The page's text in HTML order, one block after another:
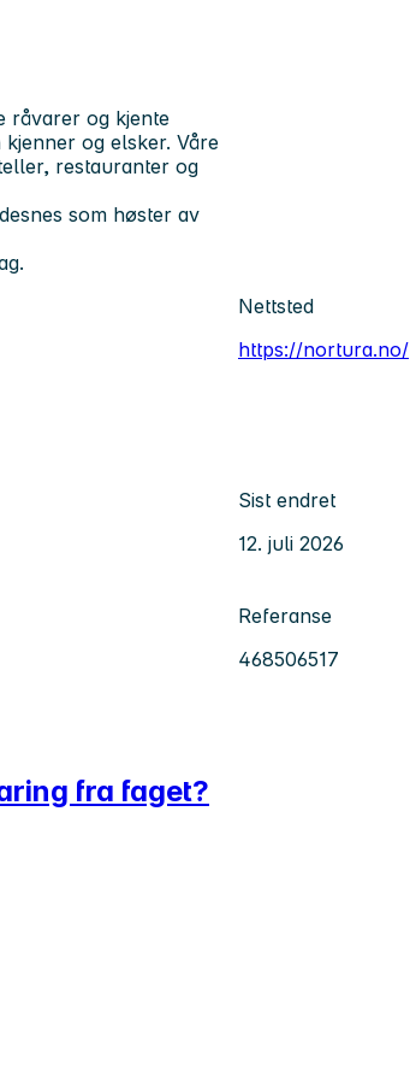
råvarer og kjente
og elsker. Våre
restauranter og
som høster av
Nettsted
https://nortura.no/
Sist endret
12. juli 2026
Referanse
468506517
fra faget?